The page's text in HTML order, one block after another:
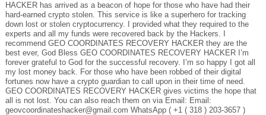
HACKER has arrived as a beacon of hope for those who have had their
hard-earned crypto stolen. This service is like a superhero for tracking
down lost or stolen cryptocurrency. I provided what they required to the
experts and all my funds were recovered back by the Hackers. I
recommend GEO COORDINATES RECOVERY HACKER they are the
best ever, God Bless GEO COORDINATES RECOVERY HACKER I’m
forever grateful to God for the successful recovery. I’m so happy I got all
my lost money back. For those who have been robbed of their digital
fortunes now have a crypto guardian to call upon in their time of need.
GEO COORDINATES RECOVERY HACKER gives victims the hope that
all is not lost. You can also reach them on via Email: Email:
geovcoordinateshacker@gmail.com WhatsApp ( +1 ( 318 ) 203-3657 )